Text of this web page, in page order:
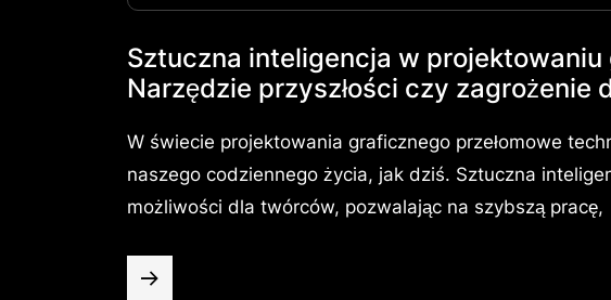
Sztuczna inteligencja w
Narzędzie przyszłości czy zagrożenie
W świecie projektowania graficznego przełomowe
naszego codziennego życia, jak dziś. Sztuczna
możliwości dla twórców, pozwalając na szybszą pracę,